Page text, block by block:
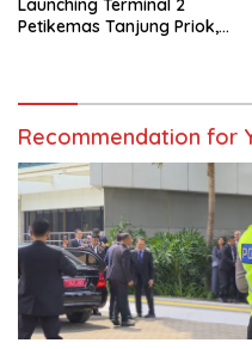
Launching Terminal 2
Petikemas Tanjung Priok,
Recommendation for